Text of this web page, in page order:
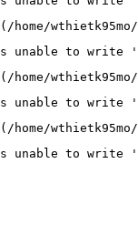
wthietk95mo/
unable to
wthietk95mo/
unable to
wthietk95mo/
unable to